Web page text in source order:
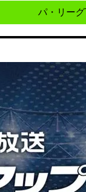
パ・リー